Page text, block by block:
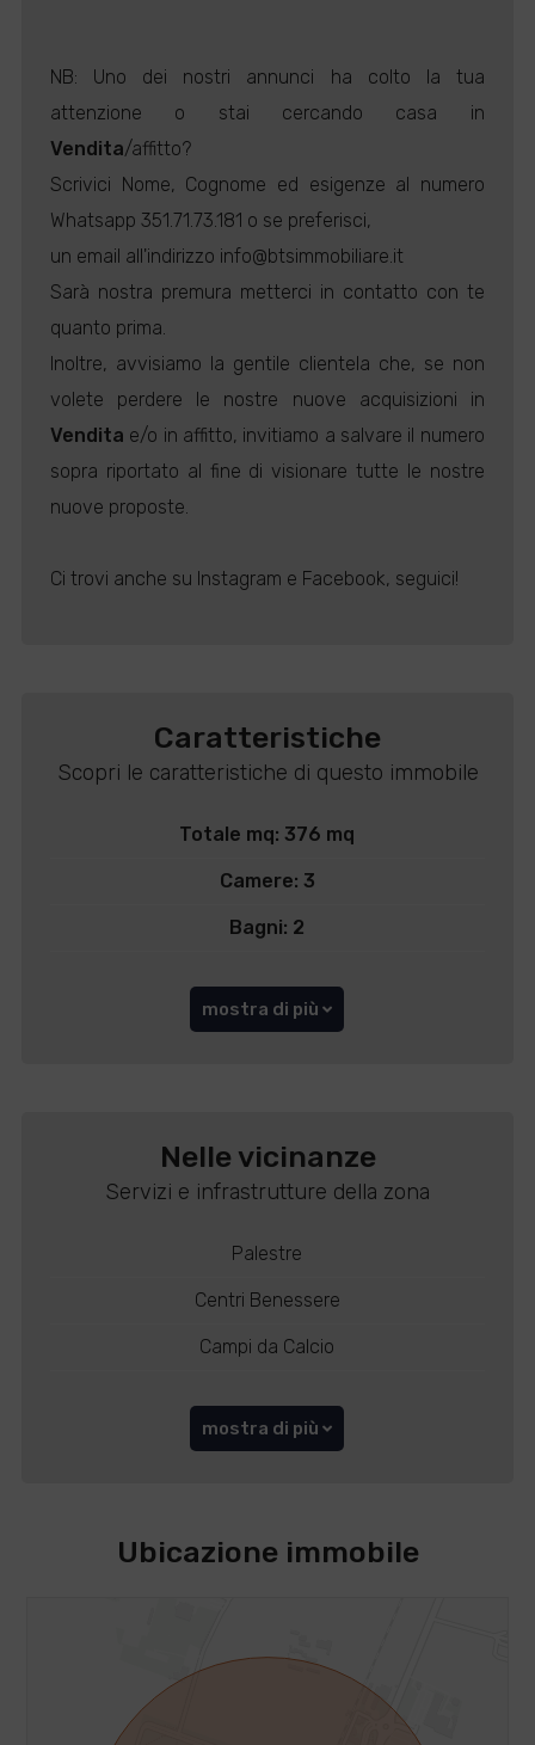
NB: Uno dei nostri annunci ha colto la tua
attenzione o stai cercando casa in
Vendita/affitto?
Scrivici Nome, Cognome ed esigenze al numero
Whatsapp 351.71.73.181 o se preferisci,
un email all'indirizzo info@btsimmobiliare.it
Sarà nostra premura metterci in contatto con te
quanto prima.
Inoltre, avvisiamo la gentile clientela che, se non
volete perdere le nostre nuove acquisizioni in
Vendita e/o in affitto, invitiamo a salvare il numero
sopra riportato al fine di visionare tutte le nostre
nuove proposte.
Ci trovi anche su Instagram e Facebook, seguici!
Caratteristiche
Scopri le caratteristiche di questo immobile
Totale mq: 376 mq
Camere: 3
Bagni: 2
mostra di più
Nelle vicinanze
Servizi e infrastrutture della zona
Palestre
Centri Benessere
Campi da Calcio
mostra di più
Ubicazione immobile